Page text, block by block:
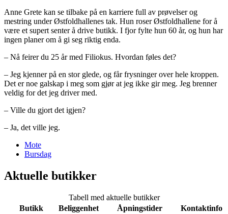
Anne Grete kan se tilbake på en karriere full av prøvelser og
mestring under Østfoldhallenes tak. Hun roser Østfoldhallene for å
være et supert senter å drive butikk. I fjor fylte hun 60 år, og hun har
ingen planer om å gi seg riktig enda.
– Nå feirer du 25 år med Filiokus. Hvordan føles det?
– Jeg kjenner på en stor glede, og får frysninger over hele kroppen.
Det er noe galskap i meg som gjør at jeg ikke gir meg. Jeg brenner
veldig for det jeg driver med.
– Ville du gjort det igjen?
– Ja, det ville jeg.
Mote
Bursdag
Aktuelle butikker
Tabell med aktuelle butikker
Butikk
Beliggenhet Åpningstider Kontaktinfo